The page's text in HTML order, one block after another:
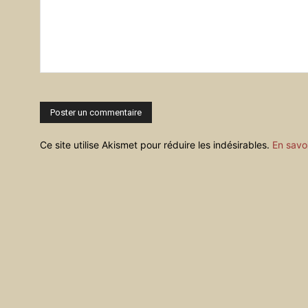
Ce site utilise Akismet pour réduire les indésirables. En